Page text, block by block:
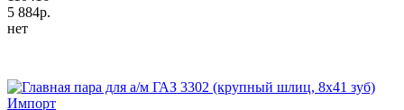
5 884р.
нет